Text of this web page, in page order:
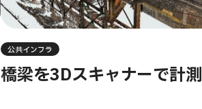
公共インフラ
橋梁を3Dスキャナーで計測